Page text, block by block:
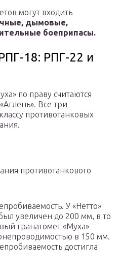
могут входить
дымовые,
боеприпасы.
18: РПГ-22 и
по праву считаются
Все три
противотанковых
противотанкового
У «Нетто»
увеличен до 200 мм, в то
гранатомет «Муха»
в 150 мм.
достигла